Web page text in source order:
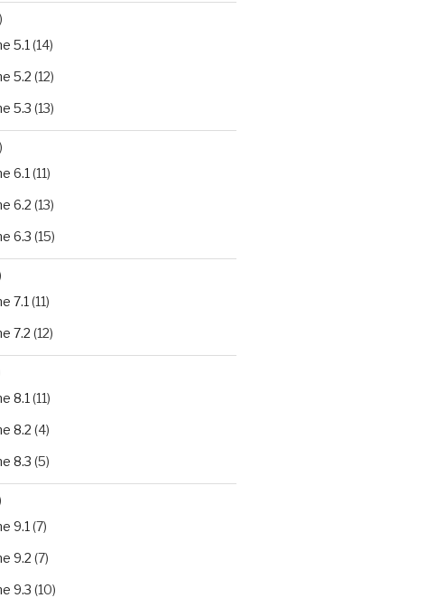
5.1 (14)
5.2 (12)
5.3 (13)
6.1 (11)
6.2 (13)
6.3 (15)
7.1 (11)
7.2 (12)
8.1 (11)
8.2 (4)
8.3 (5)
9.1 (7)
9.2 (7)
9.3 (10)